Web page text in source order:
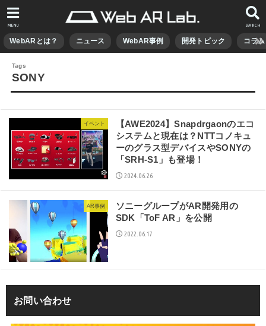
WebARとは？ ニュース WebAR事例 開発トピック コラム
SEARCH
MENU
SONY
イベント
【AWE2024】Snapdrgaonのエコ
システムと現在は？NTTコノキュ
ーのグラス型デバイスやSONYの
「SRH-S1」も登場！
2024.06.26
AR事例
ソニーグループがAR開発用の
SDK「ToF AR」を公開
2022.06.17
お問い合わせ